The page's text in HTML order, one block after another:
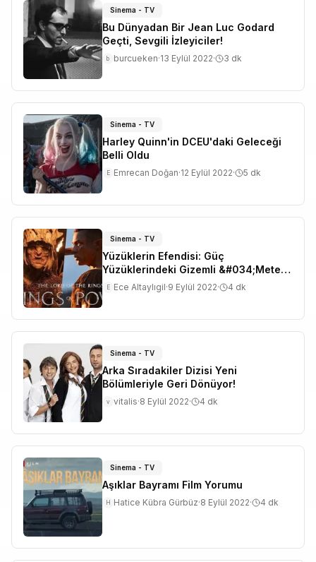
Sinema - TV
Bu Dünyadan Bir Jean Luc Godard
Geçti, Sevgili İzleyiciler!
b burcueken·13 Eylül 2022· 3 dk
Sinema - TV
Harley Quinn'in DCEU'daki Geleceği
Belli Oldu
E Emrecan Doğan·12 Eylül 2022· 5 dk
Sinema - TV
Yüzüklerin Efendisi: Güç
Yüzüklerindeki Gizemli &#034;Meteor
Adam&#034; Kimdir?
E Ece Altaylıgil·9 Eylül 2022· 4 dk
Sinema - TV
Arka Sıradakiler Dizisi Yeni
Bölümleriyle Geri Dönüyor!
v vitalis·8 Eylül 2022· 4 dk
Sinema - TV
Aşıklar Bayramı Film Yorumu
H Hatice Kübra Gürbüz·8 Eylül 2022· 4 dk